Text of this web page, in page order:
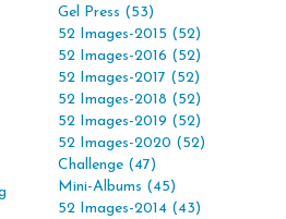
Gel Press (53)
52 Images-2015 (52)
52 Images-2016 (52)
52 Images-2017 (52)
52 Images-2018 (52)
52 Images-2019 (52)
52 Images-2020 (52)
Challenge (47)
Mini-Albums (45)
52 Images-2014 (43)